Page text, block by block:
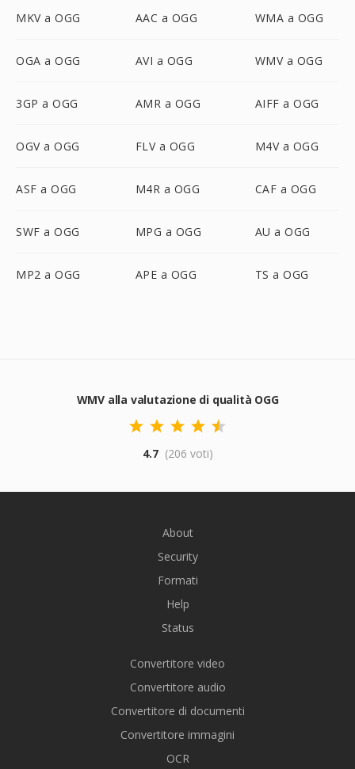
MKV a OGG AAC a OGG WMA a OGG
OGA a OGG AVI a OGG WMV a OGG
3GP a OGG AMR a OGG AIFF a OGG
OGV a OGG FLV a OGG M4V a OGG
ASF a OGG M4R a OGG CAF a OGG
SWF a OGG MPG a OGG AU a OGG
MP2 a OGG APE a OGG TS a OGG
WMV alla valutazione di qualità OGG
4.7 (206 voti)
About
Security
Formati
Help
Status
Convertitore video
Convertitore audio
Convertitore di documenti
Convertitore immagini
OCR